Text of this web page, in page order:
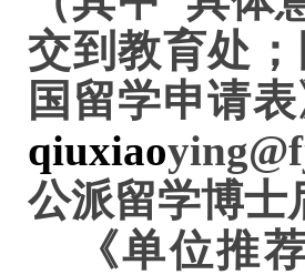
交到教育处
国留学申请
qiuxiao
公派留学博士
《单位推